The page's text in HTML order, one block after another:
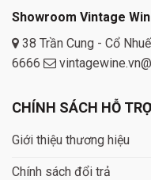
Showroom Vintage
38 Trần Cung - Cổ
6666
CHÍNH SÁCH HỖ
Giới thiệu thương hiệu
Chính sách đổi trả